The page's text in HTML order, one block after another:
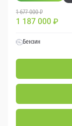
1 677 000 ₽
1 187 000 ₽
Бензин